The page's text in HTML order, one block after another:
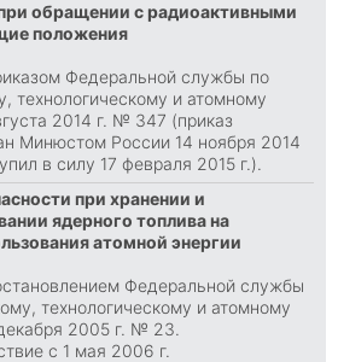
обращении с радиоактивными
положения
Федеральной службы по
технологическому и атомному
2014 г. № 347 (приказ
Минюстом России 14 ноября 2014
в силу 17 февраля 2015 г.).
при хранении и
ядерного топлива на
атомной энергии
Федеральной службы
технологическому и атомному
2005 г. № 23.
с 1 мая 2006 г.